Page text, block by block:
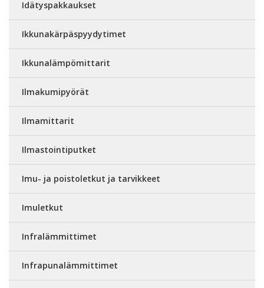
Idätyspakkaukset
Ikkunakärpäspyydytimet
Ikkunalämpömittarit
Ilmakumipyörät
Ilmamittarit
Ilmastointiputket
Imu- ja poistoletkut ja tarvikkeet
Imuletkut
Infralämmittimet
Infrapunalämmittimet